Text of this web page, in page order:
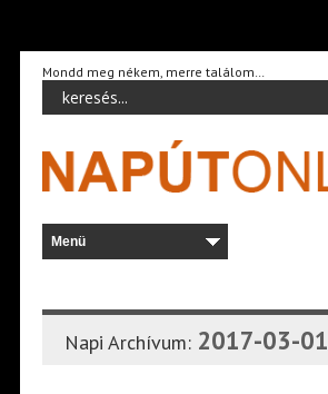
Mondd meg nékem, merre találom…
Napi Archívum: 2017-03-01